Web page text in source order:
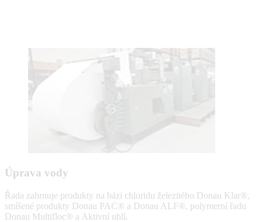
Úprava vody
Řada zahrnuje produkty na bázi chloridu železitého Donau Klar®,
smíšené produkty Donau PAC® a Donau ALF®, polymerní řadu
Donau Multifloc® a Aktivní uhlí.